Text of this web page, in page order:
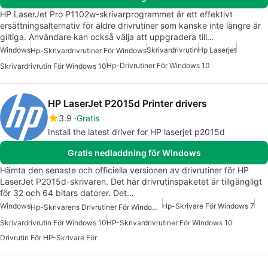
HP LaserJet Pro P1102w-skrivarprogrammet är ett effektivt
ersättningsalternativ för äldre drivrutiner som kanske inte längre är
giltiga. Användare kan också välja att uppgradera till…
WindowsHp-Skrivardrivrutiner För WindowsSkrivardrivrutinHp Laserjet
Skrivardrivrutin För Windows 10Hp-Drivrutiner För Windows 10
HP LaserJet P2015d Printer drivers
3.9 Gratis
Install the latest driver for HP laserjet p2015d
Gratis nedladdning för Windows
Hämta den senaste och officiella versionen av drivrutiner för HP
LaserJet P2015d-skrivaren. Det här drivrutinspaketet är tillgängligt
för 32 och 64 bitars datorer. Det…
Windows Hp-Skrivarens Drivrutiner För Windows 7 Hp-Skrivare För Windows 7
Skrivardrivrutin För Windows 10HP-Skrivardrivrutiner För Windows 10
Drivrutin För HP-Skrivare För